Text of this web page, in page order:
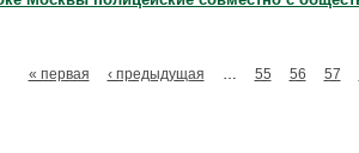
« первая ‹ предыдущая … 55 56 57